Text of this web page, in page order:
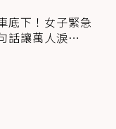
底下！女子緊急
話讓萬人淚